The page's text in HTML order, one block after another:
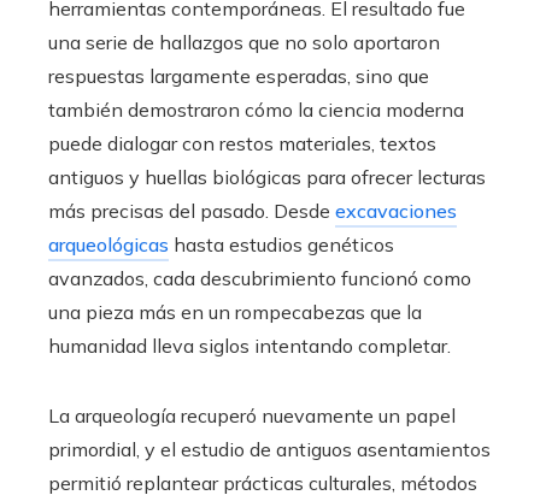
herramientas contemporáneas. El resultado fue
una serie de hallazgos que no solo aportaron
respuestas largamente esperadas, sino que
también demostraron cómo la ciencia moderna
puede dialogar con restos materiales, textos
antiguos y huellas biológicas para ofrecer lecturas
más precisas del pasado. Desde excavaciones
arqueológicas hasta estudios genéticos
avanzados, cada descubrimiento funcionó como
una pieza más en un rompecabezas que la
humanidad lleva siglos intentando completar.
La arqueología recuperó nuevamente un papel
primordial, y el estudio de antiguos asentamientos
permitió replantear prácticas culturales, métodos